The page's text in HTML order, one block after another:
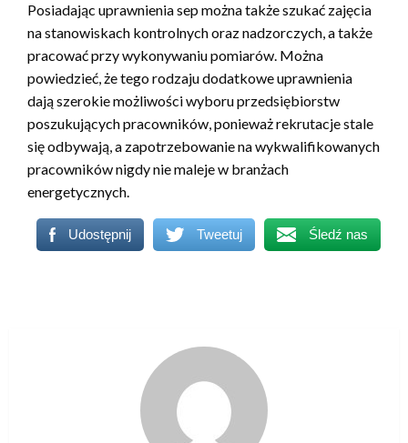
Posiadając uprawnienia sep można także szukać zajęcia
na stanowiskach kontrolnych oraz nadzorczych, a także
pracować przy wykonywaniu pomiarów. Można
powiedzieć, że tego rodzaju dodatkowe uprawnienia
dają szerokie możliwości wyboru przedsiębiorstw
poszukujących pracowników, ponieważ rekrutacje stale
się odbywają, a zapotrzebowanie na wykwalifikowanych
pracowników nigdy nie maleje w branżach
energetycznych.
Udostępnij Tweetuj Śledź nas